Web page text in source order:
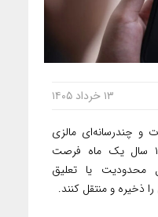
۱۳ خرداد ۱۴۰۵
و چندرسانه‌ای مالزی
(MCMC) اعلام کرد کاربران زیر ۱۶ سال یک ماه فرصت
محدودیت یا تعلیق
ذخیره و منتقل کنند.